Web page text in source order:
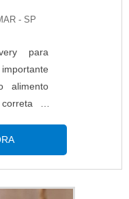
- SP
para
alimento
e
que a
preze por
que
de alta